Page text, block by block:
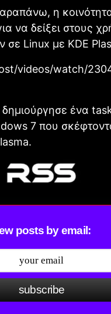
η
να δείξει στους
σε Linux με KDE
videos/watch/
ένα
7 που
posts by email:
subscribe